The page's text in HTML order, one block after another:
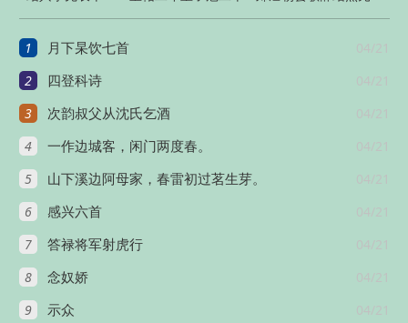
首
首
年恭上寿星圣皇太后
1 04/21
月下杲饮七首
2 04/21
四登科诗
3 04/21
次韵叔父从沈氏乞酒
4 04/21
一作边城客，闲门两度春。
5 04/21
山下溪边阿母家，春雷初过茗生芽。
6 04/21
感兴六首
7 04/21
答禄将军射虎行
8 04/21
念奴娇
9 04/21
示众